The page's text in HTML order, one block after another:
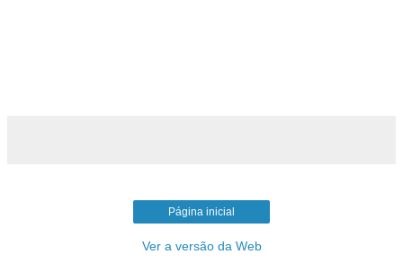
Página inicial
Ver a versão da Web